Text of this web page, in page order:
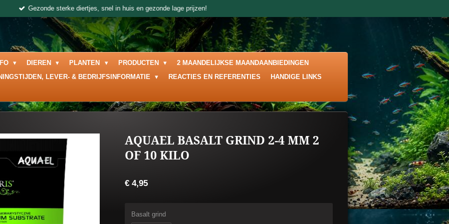
Gezonde sterke diertjes, snel in huis en gezonde lage prijzen!
DIEREN PLANTEN PRODUCTEN
2 MAANDELIJKSE MAANDAANBIEDINGEN
LEVER- & BEDRIJFSINFORMATIE REACTIES EN REFERENTIES HANDIGE LINKS
AQUAEL BASALT GRIND 2-4 MM 2
OF 10 KILO
€ 4,95
Basalt grind